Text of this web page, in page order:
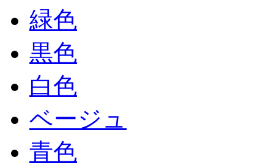
緑色
黒色
白色
ベージュ
青色